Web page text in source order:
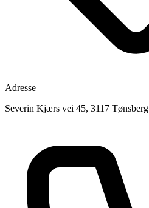
Adresse
Severin Kjærs vei 45, 3117 Tønsberg